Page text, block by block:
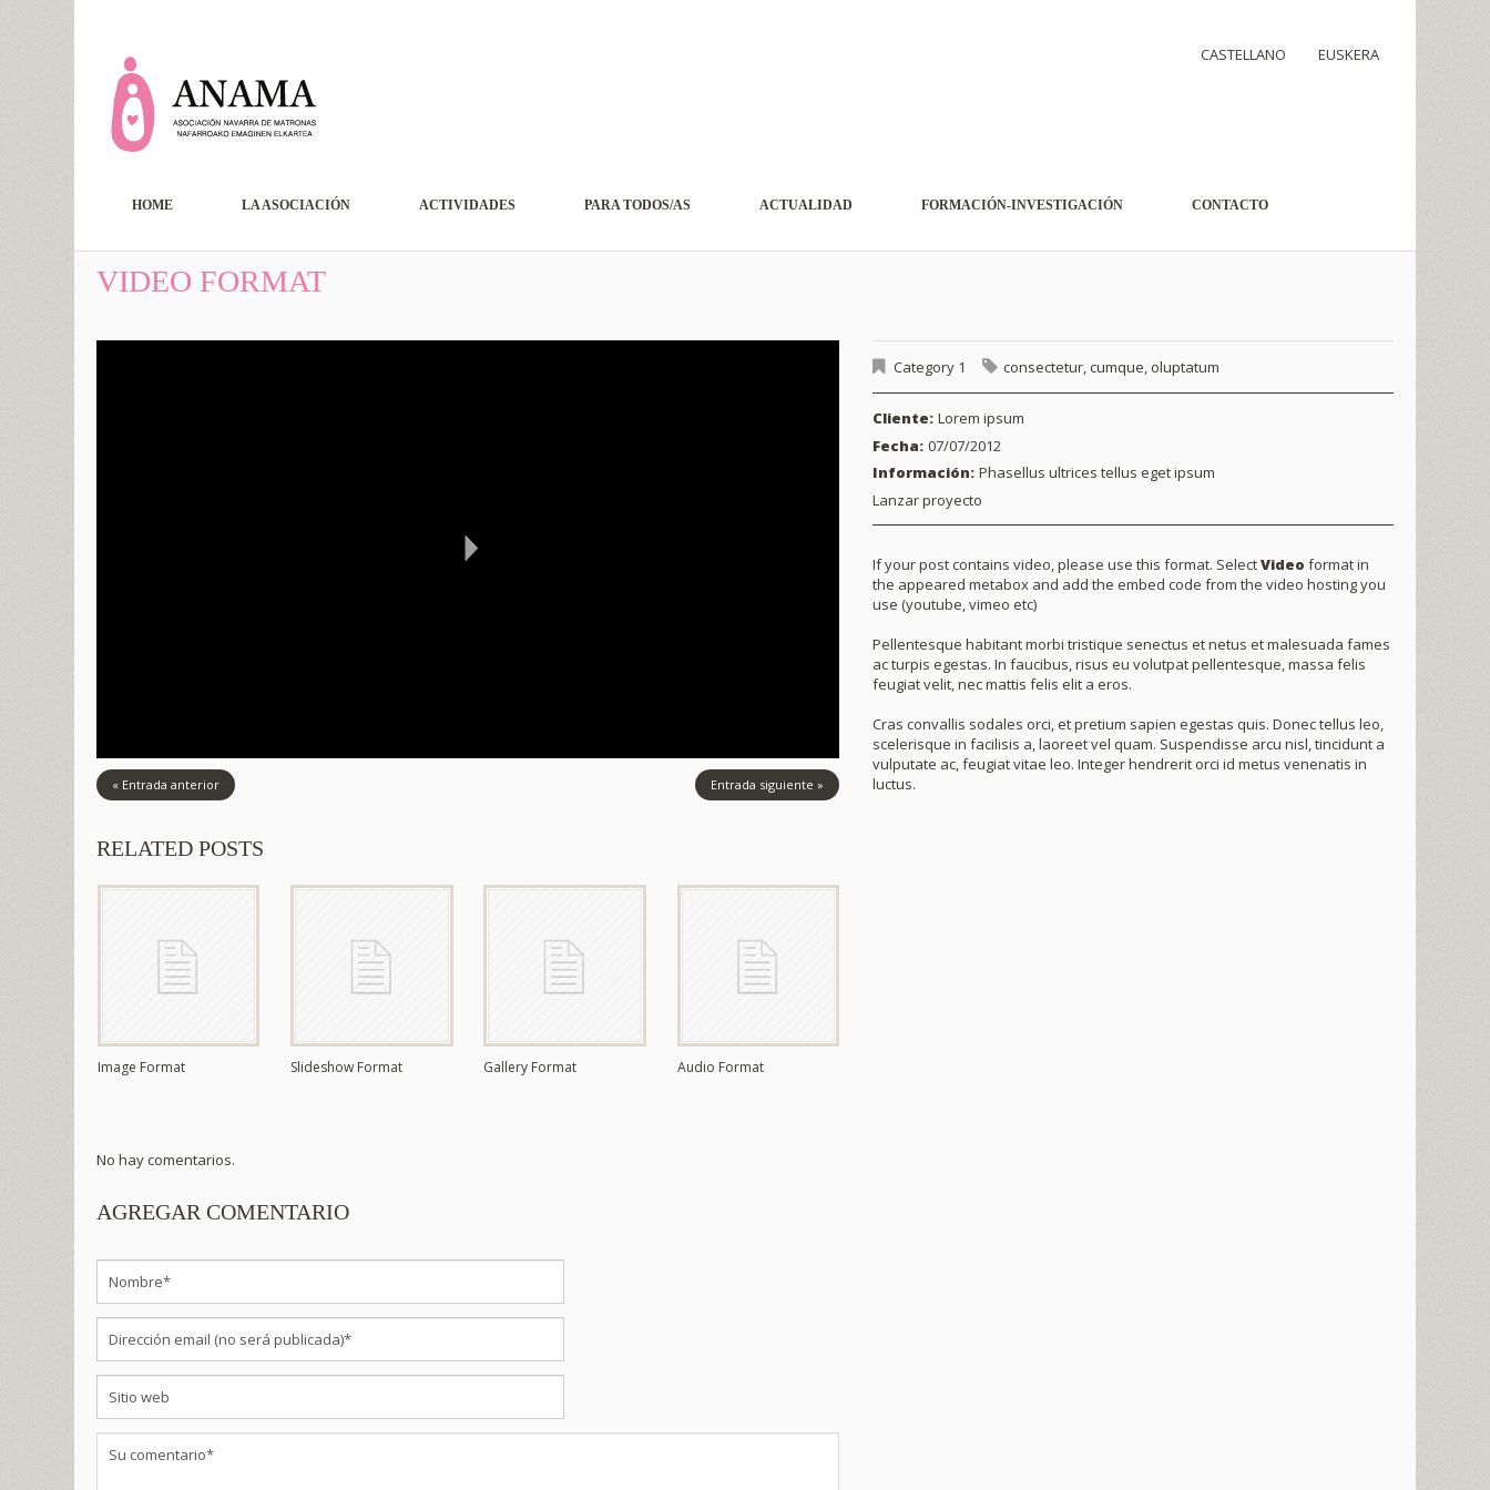
CASTELLANO EUSKERA
HOME LA ASOCIACIÓN ACTIVIDADES PARA TODOS/AS ACTUALIDAD FORMACIÓN-INVESTIGACIÓN CONTACTO
VIDEO FORMAT
« Entrada anterior Entrada siguiente »
Category 1 consectetur,cumque, oluptatum
Cliente: Lorem ipsum
Fecha: 07/07/2012
Información: Phasellus ultrices tellus eget ipsum
Lanzar proyecto
If your post contains video, please use this format. SelectVideo format in
the appeared metabox and add the embed code from the video hosting you
use (youtube, vimeo etc)
Pellentesque habitant morbi tristique senectus et netus et malesuada fames
ac turpis egestas. In faucibus, risus eu volutpat pellentesque, massa felis
feugiat velit, nec mattis felis elit a eros.
Cras convallis sodales orci, et pretium sapien egestas quis. Donec tellus leo,
scelerisque in facilisis a, laoreet vel quam. Suspendisse arcu nisl, tincidunt a
vulputate ac, feugiat vitae leo. Integer hendrerit orci id metus venenatis in
luctus.
RELATED POSTS
Image Format Slideshow Format Gallery Format Audio Format
No hay comentarios.
AGREGAR COMENTARIO